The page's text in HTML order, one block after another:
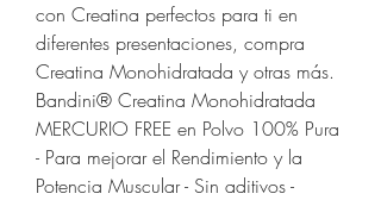
con Creatina perfectos para ti en
diferentes presentaciones, compra
Creatina Monohidratada y otras más.
Bandini® Creatina Monohidratada
MERCURIO FREE en Polvo 100% Pura
- Para mejorar el Rendimiento y la
Potencia Muscular - Sin aditivos -